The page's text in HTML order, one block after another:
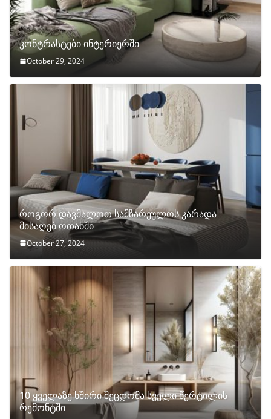
კონტრასტები ინტერიერში
October 29, 2024
როგორ დავმალოთ სამზარეულოს კარადა
მისაღებ ოთახში
October 27, 2024
10 ყველაზე ხშირი შეცდომა სველი წერტილის
რემონტში